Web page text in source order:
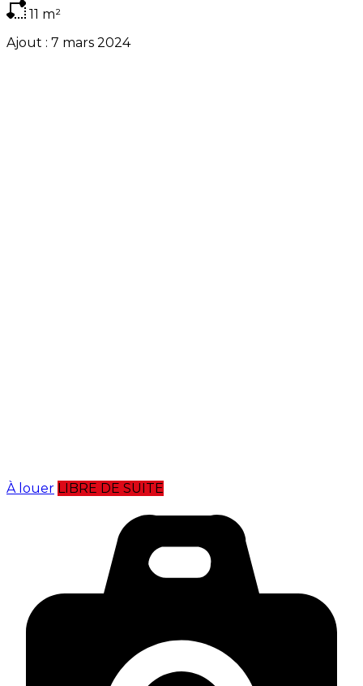
11 m²
Ajout : 7 mars 2024
À louer LIBRE DE SUITE